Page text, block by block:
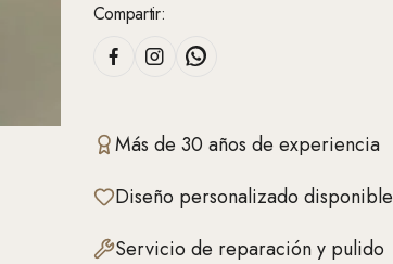
Compartir:
Más de 30 años de experiencia
Diseño personalizado disponible
Servicio de reparación y pulido